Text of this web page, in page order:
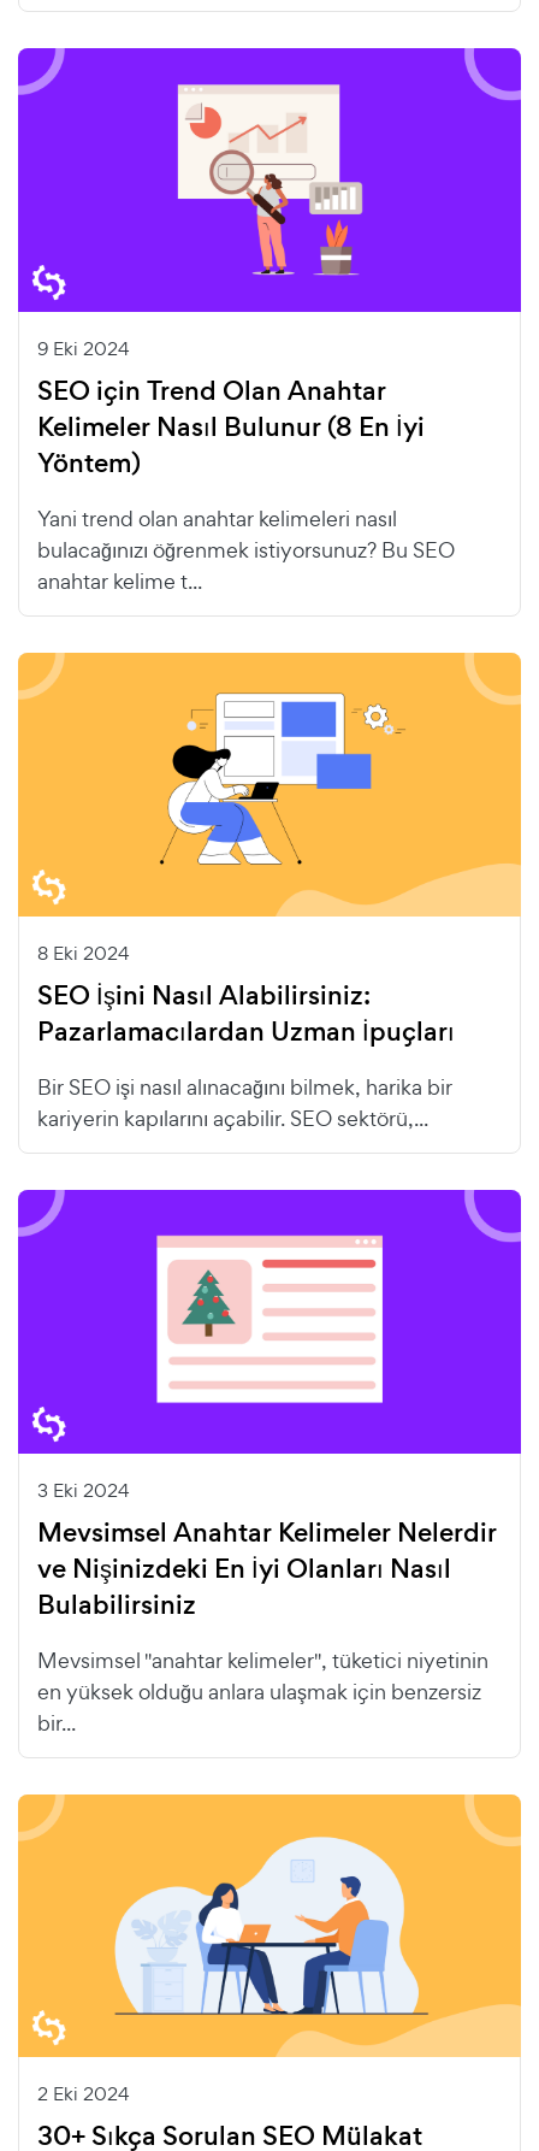
9 Eki 2024
SEO için Trend Olan Anahtar
Kelimeler Nasıl Bulunur (8 En İyi
Yöntem)
Yani trend olan anahtar kelimeleri nasıl
bulacağınızı öğrenmek istiyorsunuz? Bu SEO
anahtar kelime t...
8 Eki 2024
SEO İşini Nasıl Alabilirsiniz:
Pazarlamacılardan Uzman İpuçları
Bir SEO işi nasıl alınacağını bilmek, harika bir
kariyerin kapılarını açabilir. SEO sektörü,...
3 Eki 2024
Mevsimsel Anahtar Kelimeler Nelerdir
ve Nişinizdeki En İyi Olanları Nasıl
Bulabilirsiniz
Mevsimsel "anahtar kelimeler", tüketici niyetinin
en yüksek olduğu anlara ulaşmak için benzersiz
bir...
2 Eki 2024
30+ Sıkça Sorulan SEO Mülakat